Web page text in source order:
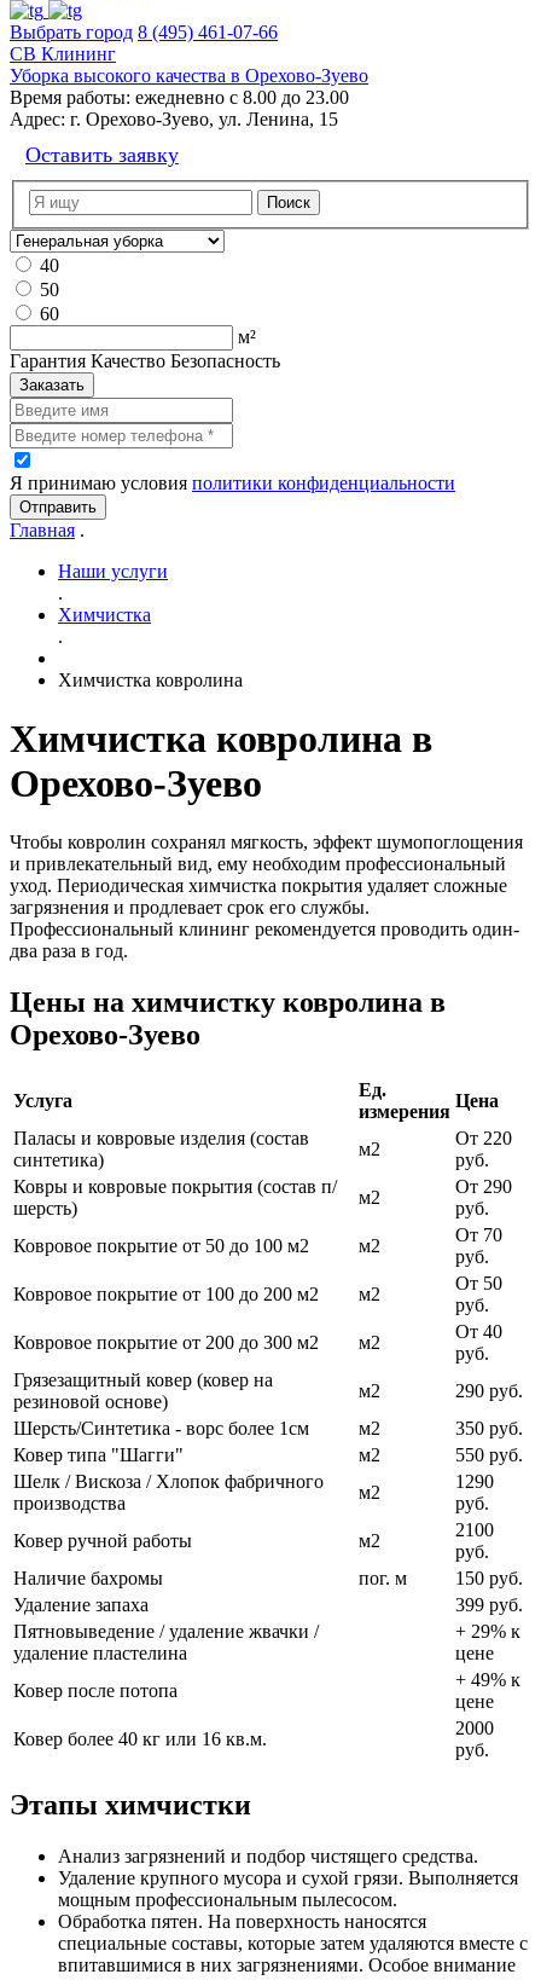
Выбрать город 8 (495) 461-07-66
СВ Клининг
Уборка высокого качества в Орехово-Зуево
Время работы: ежедневно с 8.00 до 23.00
Адрес: г. Орехово-Зуево, ул. Ленина, 15
Оставить заявку
40
50
60
м²
Гарантия Качество Безопасность
Заказать
Я принимаю условия политики конфиденциальности
Отправить
Главная .
Наши услуги
.
Химчистка
.
Химчистка ковролина
Химчистка ковролина в
Орехово-Зуево
Чтобы ковролин сохранял мягкость, эффект шумопоглощения
и привлекательный вид, ему необходим профессиональный
уход. Периодическая химчистка покрытия удаляет сложные
загрязнения и продлевает срок его службы.
Профессиональный клининг рекомендуется проводить один-
два раза в год.
Цены на химчистку ковролина в
Орехово-Зуево
Услуга
Ед.
измерения
Цена
Паласы и ковровые изделия (состав
синтетика)
м2
От 220
руб.
Ковры и ковровые покрытия (состав п/
шерсть)
м2
От 290
руб.
Ковровое покрытие от 50 до 100 м2
м2
От 70
руб.
Ковровое покрытие от 100 до 200 м2
м2
От 50
руб.
Ковровое покрытие от 200 до 300 м2
м2
От 40
руб.
Грязезащитный ковер (ковер на
резиновой основе)
м2
290 руб.
Шерсть/Синтетика - ворс более 1см
м2
350 руб.
Ковер типа "Шагги"
м2
550 руб.
Шелк / Вискоза / Хлопок фабричного
производства
м2
1290
руб.
Ковер ручной работы
м2
2100
руб.
Наличие бахромы
пог. м
150 руб.
Удаление запаха
399 руб.
Пятновыведение / удаление жвачки /
удаление пластелина
+ 29% к
цене
Ковер после потопа
+ 49% к
цене
Ковер более 40 кг или 16 кв.м.
2000
руб.
Этапы химчистки
Анализ загрязнений и подбор чистящего средства.
Удаление крупного мусора и сухой грязи. Выполняется
мощным профессиональным пылесосом.
Обработка пятен. На поверхность наносятся
специальные составы, которые затем удаляются вместе с
впитавшимися в них загрязнениями. Особое внимание